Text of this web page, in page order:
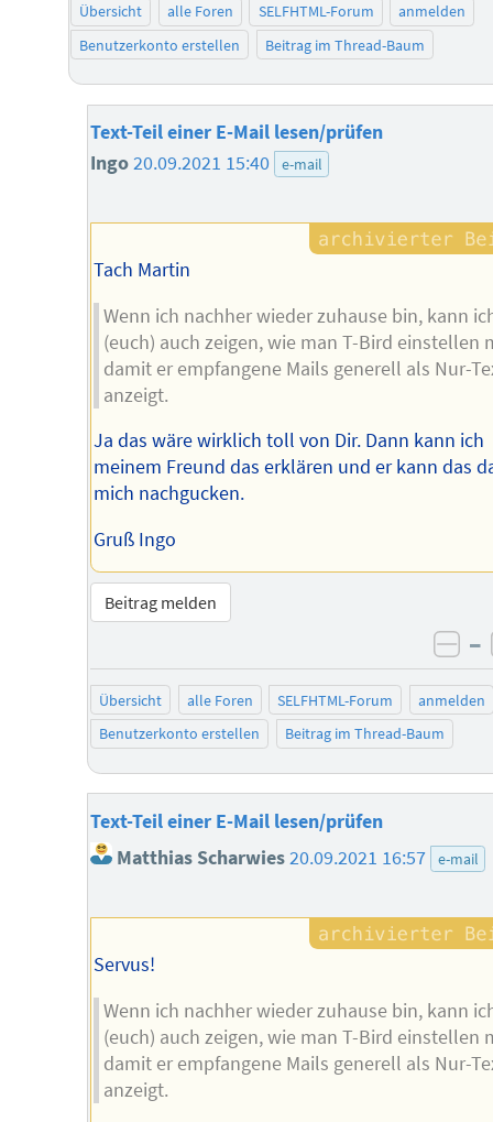
Übersicht alle Foren SELFHTML-Forum
anmelden
Benutzerkonto erstellen
Beitrag im Thread-Baum
Text-Teil einer E-Mail lesen/prüfen
Ingo20.09.2021 15:40 e-mail
Tach Martin
Wenn ich nachher wieder zuhause bin, kann
(euch) auch zeigen, wie man T-Bird einstellen
damit er empfangene Mails generell als Nur-
anzeigt.
Ja das wäre wirklich toll von Dir. Dann kann ich
meinem Freund das erklären und er kann das
mich nachgucken.
Gruß Ingo
Beitrag melden
–
Übersicht alle Foren SELFHTML-Forum
anmelden
Benutzerkonto erstellen
Beitrag im Thread-Baum
Text-Teil einer E-Mail lesen/prüfen
Matthias Scharwies20.09.2021 16:57 e-mail
Servus!
Wenn ich nachher wieder zuhause bin, kann
(euch) auch zeigen, wie man T-Bird einstellen
damit er empfangene Mails generell als Nur-
anzeigt.